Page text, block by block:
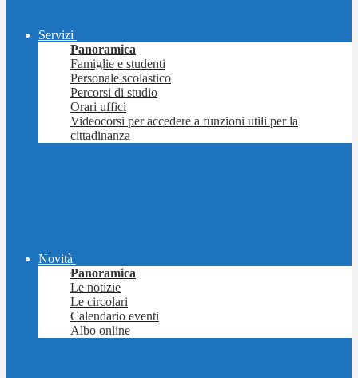
Servizi
Panoramica
Famiglie e studenti
Personale scolastico
Percorsi di studio
Orari uffici
Videocorsi per accedere a funzioni utili per la
cittadinanza
Novità
Panoramica
Le notizie
Le circolari
Calendario eventi
Albo online